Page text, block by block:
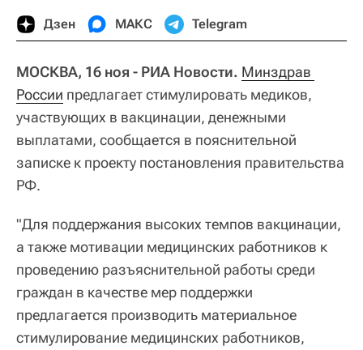
Дзен МАКС Telegram
МОСКВА, 16 ноя - РИА Новости. Минздрав
России предлагает стимулировать медиков,
участвующих в вакцинации, денежными
выплатами, сообщается в пояснительной
записке к проекту постановления правительства
РФ.
"Для поддержания высоких темпов вакцинации,
а также мотивации медицинских работников к
проведению разъяснительной работы среди
граждан в качестве мер поддержки
предлагается производить материальное
стимулирование медицинских работников,